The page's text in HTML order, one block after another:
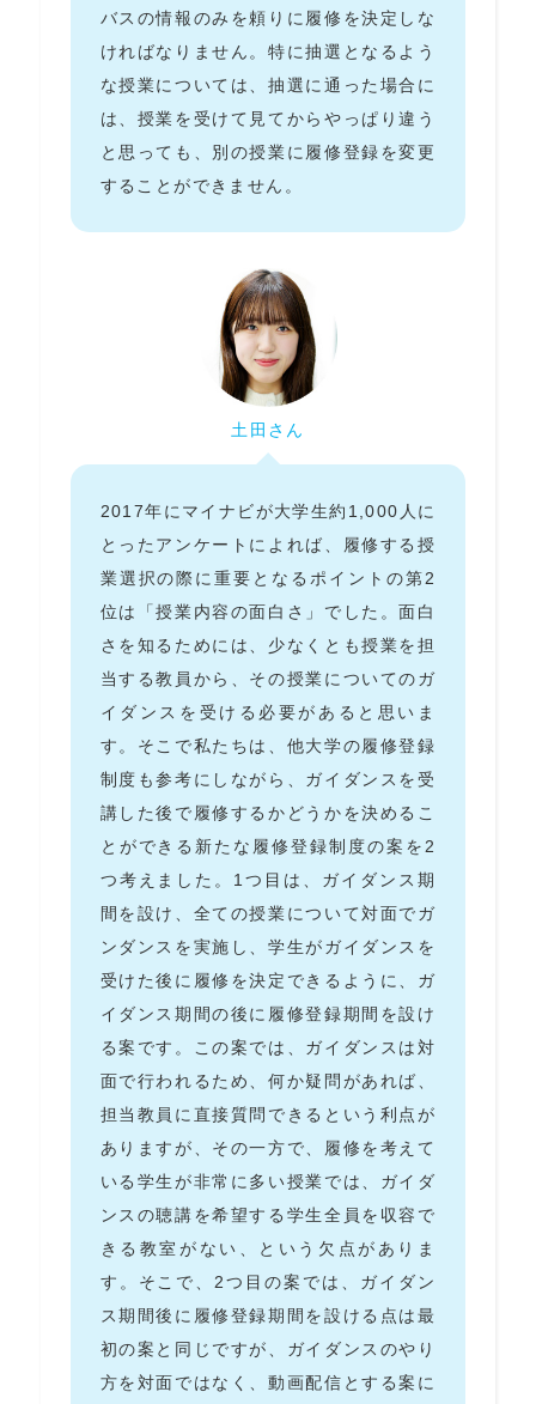
バスの情報のみを頼りに履修を決定しな
ければなりません。特に抽選となるよう
な授業については、抽選に通った場合に
は、授業を受けて見てからやっぱり違う
と思っても、別の授業に履修登録を変更
することができません。
土田さん
2017年にマイナビが大学生約1,000人に
とったアンケートによれば、履修する授
業選択の際に重要となるポイントの第2
位は「授業内容の面白さ」でした。面白
さを知るためには、少なくとも授業を担
当する教員から、その授業についてのガ
イダンスを受ける必要があると思いま
す。そこで私たちは、他大学の履修登録
制度も参考にしながら、ガイダンスを受
講した後で履修するかどうかを決めるこ
とができる新たな履修登録制度の案を2
つ考えました。1つ目は、ガイダンス期
間を設け、全ての授業について対面でガ
ンダンスを実施し、学生がガイダンスを
受けた後に履修を決定できるように、ガ
イダンス期間の後に履修登録期間を設け
る案です。この案では、ガイダンスは対
面で行われるため、何か疑問があれば、
担当教員に直接質問できるという利点が
ありますが、その一方で、履修を考えて
いる学生が非常に多い授業では、ガイダ
ンスの聴講を希望する学生全員を収容で
きる教室がない、という欠点がありま
す。そこで、2つ目の案では、ガイダン
ス期間後に履修登録期間を設ける点は最
初の案と同じですが、ガイダンスのやり
方を対面ではなく、動画配信とする案に